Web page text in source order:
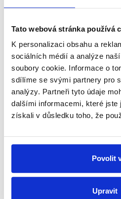
Tato webová stránka používá
K personalizaci obsahu a
sociálních médií a analýze
soubory cookie. Informace o
sdílíme se svými partnery pro
analýzy. Partneři tyto údaje
dalšími informacemi, které jste
získali v důsledku toho, že
Povolit
Upravit
Michálek
ty 4 roky se
Pro a proti,27.
PRAVDA
Ochrana oznamovatelů
objevovala v programových
Babišových vlád i vlády
premiér Andrej Babiš
ochranu oznamovatelů do
zobrazit celé odůvodnění